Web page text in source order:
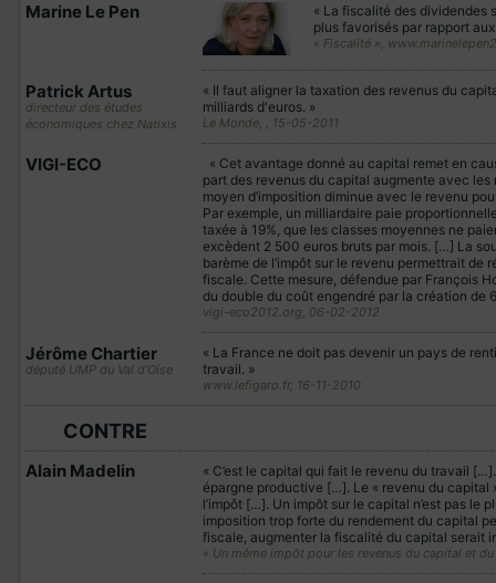
Marine Le Pen
« La fiscalité des dividendes
plus favorisés par rapport
« Fiscalité »,
Patrick Artus
directeur des études
économiques chez Natixis
« Il faut aligner la taxation des revenus du
milliards d'euros. »
Le Monde, , 15-05-2011
VIGI-ECO
« Cet avantage donné au capital remet en
part des revenus du capital augmente avec
moyen d’imposition diminue avec le revenu
Par exemple, un milliardaire paie
taxée à 19%, que les classes moyennes ne
excèdent 2 500 euros bruts par mois. […] La
barème de l’impôt sur le revenu permettrait de
fiscale. Cette mesure, défendue par François
du double du coût engendré par la création de
vigi-eco2012.org, 06-02-2012
Jérôme Chartier
député UMP du Val d’Oise
« La France ne doit pas devenir un pays de
travail. »
www.lefigaro.fr, 16-11-2010
CONTRE
Alain Madelin
« C’est le capital qui fait le revenu du travail
épargne productive […]. Le « revenu du capital
l’impôt […]. Un impôt sur le capital n’est pas
imposition trop forte du rendement du capital
fiscale, augmenter la fiscalité du capital serait
« Un même impôt pour les revenus du capital et